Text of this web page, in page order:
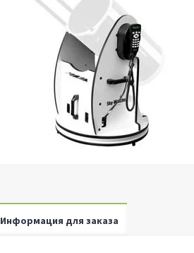
Информация для заказа